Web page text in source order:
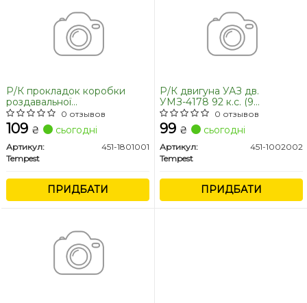
Р/К прокладок коробки
роздавальної
УАЗ-469,452,31512 (пароніт 8
найменувань) (TEMPEST)
0 отзывов
109 ₴ сьогодні
Артикул:
451-1801001
Tempest
ПРИДБАТИ
Р/К двигуна УАЗ дв.
УМЗ-4178 92 к.с. (9
найменувань) (TEMPEST)
0 отзывов
99 ₴ сьогодні
Артикул:
451-1002002
Tempest
ПРИДБАТИ